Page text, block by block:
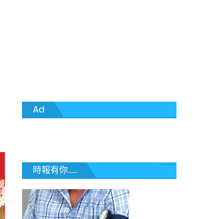
Ad
時報有你......